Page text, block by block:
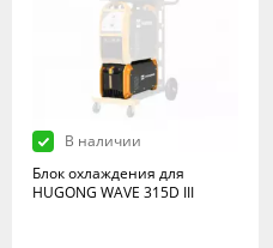
В наличии
Блок охлаждения для
HUGONG WAVE 315D III